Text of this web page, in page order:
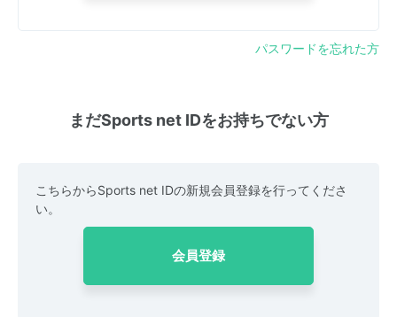
パスワードを忘れた方
まだSports net IDをお持ちでない方
こちらからSports net IDの新規会員登録を行ってくださ
い。
会員登録